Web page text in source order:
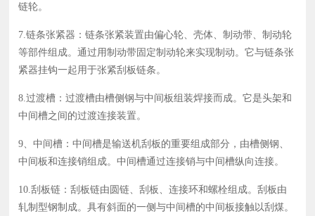
链轮。
7.链条张紧器：链条张紧装置由偏心轮、壳体、制动带、制动轮
等部件组成。通过用制动带固定制动轮来实现制动。它与链条张
紧器挂钩一起用于张紧刮板链条。
8.过渡槽：过渡槽由槽侧钢与中间板组装焊接而成。它是头架和
中间槽之间的过渡连接装置。
9、中间槽：中间槽是输送机刮板的重要组成部分，由槽侧钢、
中间板和连接销组成。中间槽通过连接销与中间槽纵向连接。
10.刮板链：刮板链由圆链、刮板、连接环和螺栓组成。刮板由
轧制型钢制成。具有斜面的一侧与中间槽的中间板接触以刮煤。